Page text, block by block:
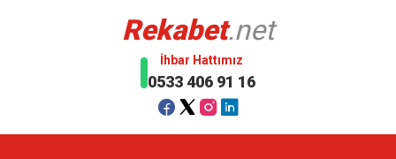
Rekabet.net
İhbar Hattımız
0533 406 91 16